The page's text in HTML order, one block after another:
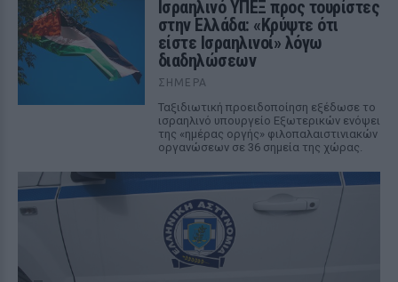
Ισραηλινό ΥΠΕΞ προς τουρίστες
στην Ελλάδα: «Κρύψτε ότι
είστε Ισραηλινοί» λόγω
διαδηλώσεων
ΣΉΜΕΡΑ
Ταξιδιωτική προειδοποίηση εξέδωσε το
ισραηλινό υπουργείο Εξωτερικών ενόψει
της «ημέρας οργής» φιλοπαλαιστινιακών
οργανώσεων σε 36 σημεία της χώρας.